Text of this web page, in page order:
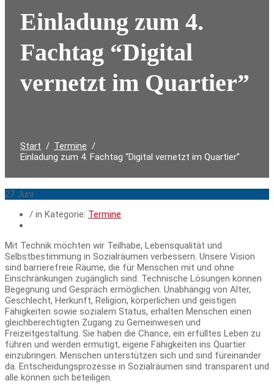
Einladung zum 4.
Fachtag “Digital
vernetzt im Quartier”
Start
Termine
Einladung zum 4. Fachtag “Digital vernetzt im Quartier”
27 Juni
/ in Kategorie: Termine
Mit Technik möchten wir Teilhabe, Lebensqualität und
Selbstbestimmung in Sozialräumen verbessern. Unsere Vision
sind barrierefreie Räume, die für Menschen mit und ohne
Einschränkungen zugänglich sind. Technische Lösungen können
Begegnung und Gespräch ermöglichen. Unabhängig von Alter,
Geschlecht, Herkunft, Religion, körperlichen und geistigen
Fähigkeiten sowie sozialem Status, erhalten Menschen einen
gleichberechtigten Zugang zu Gemeinwesen und
Freizeitgestaltung. Sie haben die Chance, ein erfülltes Leben zu
führen und werden ermutigt, eigene Fähigkeiten ins Quartier
einzubringen. Menschen unterstützen sich und sind füreinander
da. Entscheidungsprozesse in Sozialräumen sind transparent und
alle können sich beteiligen.